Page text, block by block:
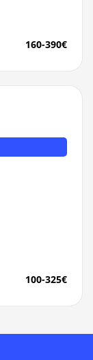
160-390€
100-325€